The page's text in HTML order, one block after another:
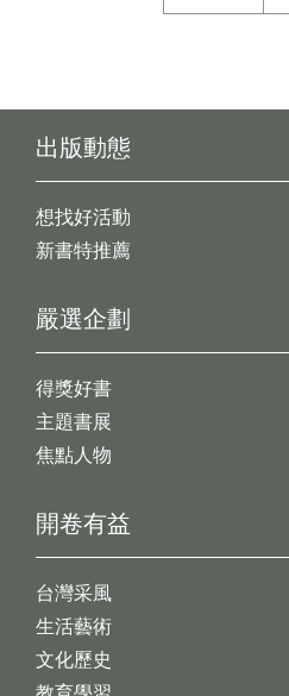
出版動態
想找好活動
新書特推薦
開卷有益
台灣采風
生活藝術
文化歷史
嚴選企劃
得獎好書
主題書展
焦點人物